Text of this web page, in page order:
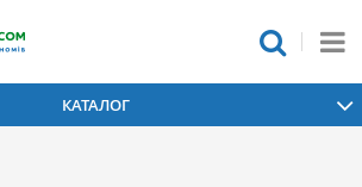
КАТАЛОГ